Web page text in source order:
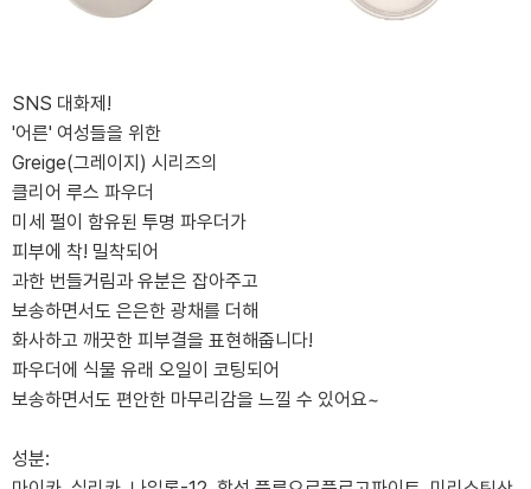
SNS 대화제!
'어른' 여성들을 위한
Greige(그레이지) 시리즈의
클리어 루스 파우더
미세 펄이 함유된 투명 파우더가
피부에 착! 밀착되어
과한 번들거림과 유분은 잡아주고
보송하면서도 은은한 광채를 더해
화사하고 깨끗한 피부결을 표현해줍니다!
파우더에 식물 유래 오일이 코팅되어
보송하면서도 편안한 마무리감을 느낄 수 있어요~
성분: